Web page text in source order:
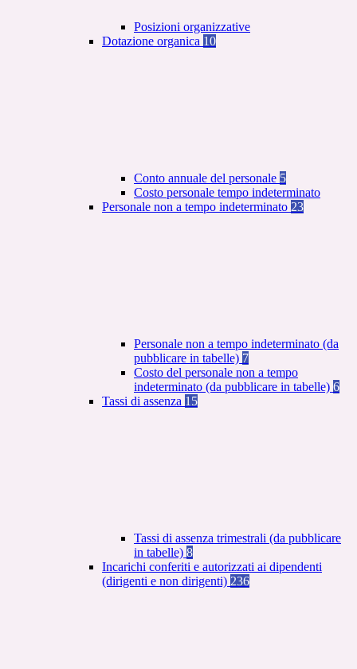
Posizioni organizzative
Dotazione organica 10
Conto annuale del personale 5
Costo personale tempo indeterminato
Personale non a tempo indeterminato 23
Personale non a tempo indeterminato (da
pubblicare in tabelle) 7
Costo del personale non a tempo
indeterminato (da pubblicare in tabelle) 6
Tassi di assenza 15
Tassi di assenza trimestrali (da pubblicare
in tabelle) 8
Incarichi conferiti e autorizzati ai dipendenti
(dirigenti e non dirigenti) 236